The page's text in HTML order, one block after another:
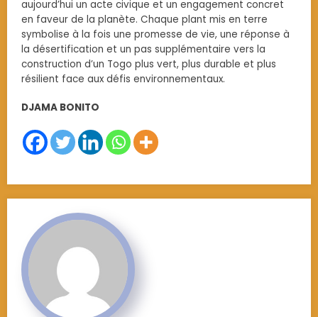
aujourd’hui un acte civique et un engagement concret
en faveur de la planète. Chaque plant mis en terre
symbolise à la fois une promesse de vie, une réponse à
la désertification et un pas supplémentaire vers la
construction d’un Togo plus vert, plus durable et plus
résilient face aux défis environnementaux.
DJAMA BONITO